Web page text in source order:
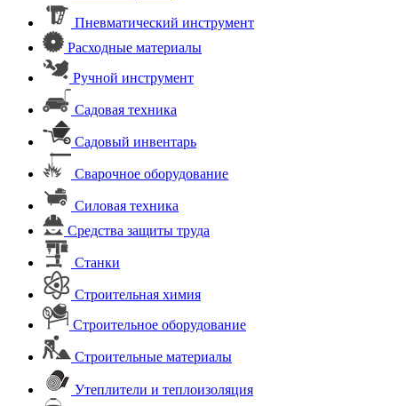
Пневматический инструмент
Расходные материалы
Ручной инструмент
Садовая техника
Садовый инвентарь
Сварочное оборудование
Силовая техника
Средства защиты труда
Станки
Строительная химия
Строительное оборудование
Строительные материалы
Утеплители и теплоизоляция